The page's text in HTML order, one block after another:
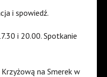
i spowiedź.
i 20.00. Spotkanie
na Smerek w